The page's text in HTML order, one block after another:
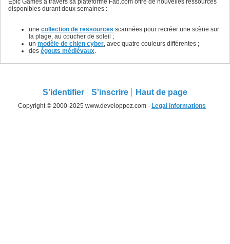
Epic Games à travers sa plateforme Fab.com offre de nouvelles ressources
disponibles durant deux semaines :
une collection de ressources scannées pour recréer une scène sur
la plage, au coucher de soleil ;
un modèle de chien cyber, avec quatre couleurs différentes ;
des égouts médiévaux.
S'identifier S'inscrire Haut de page
Copyright © 2000-2025 www.developpez.com - Legal informations